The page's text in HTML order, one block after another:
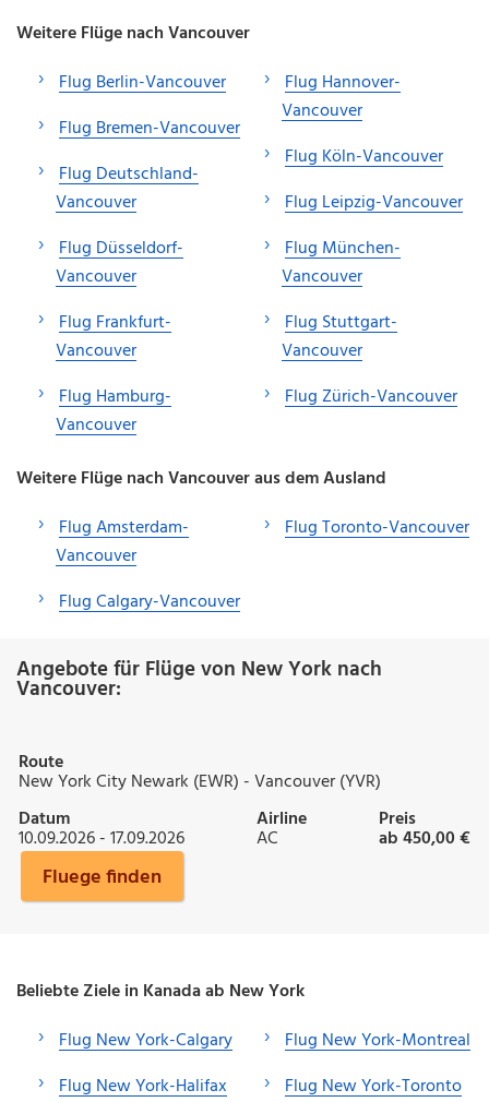
Weitere Flüge nach Vancouver
Flug Berlin-Vancouver
Flug Bremen-Vancouver
Flug Deutschland-
Vancouver
Flug Düsseldorf-
Vancouver
Flug Frankfurt-
Vancouver
Flug Hamburg-
Vancouver
Flug Hannover-
Vancouver
Flug Köln-Vancouver
Flug Leipzig-Vancouver
Flug München-
Vancouver
Flug Stuttgart-
Vancouver
Flug Zürich-Vancouver
Weitere Flüge nach Vancouver aus dem Ausland
Flug Amsterdam-
Vancouver
Flug Calgary-Vancouver
Flug Toronto-Vancouver
Angebote für Flüge von New York nach
Vancouver:
Route
New York City Newark (EWR) - Vancouver (YVR)
Datum
10.09.2026 - 17.09.2026
Airline
AC
Preis
ab 450,00 €
Fluege finden
Beliebte Ziele in Kanada ab New York
Flug New York-Calgary
Flug New York-Halifax
Flug New York-Montreal
Flug New York-Toronto